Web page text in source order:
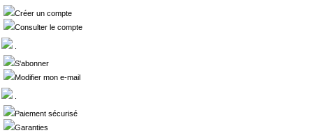
Créer un compte
Consulter le compte
S'abonner
Modifier mon e-mail
Paiement sécurisé
Garanties